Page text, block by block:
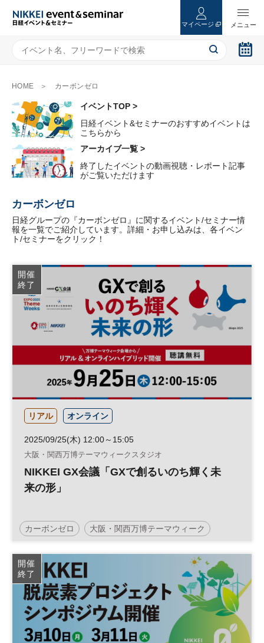
マイページ
HOME カーボンゼロ
イベントTOP >
日経イベント&セミナーのおすすめイベントは
こちらから
アーカイブ一覧 >
終了したイベントの動画視聴・レポート記事
がご覧いただけます
カーボンゼロ
日経グループの『カーボンゼロ』に関するイベント/セミナー情
報を一覧でご紹介しています。詳細・お申し込みは、各イベン
ト/セミナーをクリック！
開催
終了
リアル オンライン
2025/09/25(木) 12:00～15:05
大阪・関西万博テーマウィークスタジオ
NIKKEI GX会議「GXで創るいのち輝く未
来の形」
カーボンゼロ 大阪・関西万博テーマウィーク
グリーントランスフォーメーション 大阪・関西万博
GX サステナビリティ
カーボンニュートラル ESG 参加無料
開催
終了